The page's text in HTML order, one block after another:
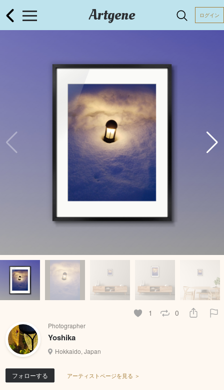
Artgene ログイン
1 0
Photographer
Yoshika
Hokkaido, Japan
フォローする アーティストページを見る ＞